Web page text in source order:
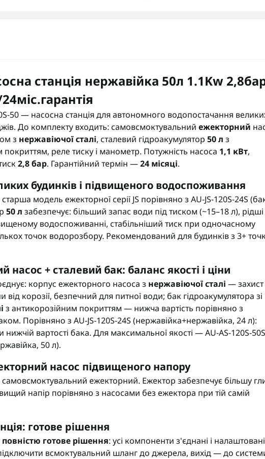
станція нержавійка 50л 1.1Kw
50 — насосна станція для автономного водопостачання
До комплекту входить: самовсмоктувальний ежекторний
з нержавіючої сталі, сталевий гідроакумулятор 50 л з
реле тиску і манометр. Потужність насоса 1,1 кВт,
2,8 бар. Гарантійний термін —24 місяці.
будинків і підвищеного водоспоживання
модель ежекторної серії JS порівняно з AU-JS-120S-24S
50 л забезпечує: більший запас води під тиском (~15–18 л),
водоспоживанні, стабільніший тиск при одночасному
точок водорозбору. Рекомендований для будинків з 3+
насос + сталевий бак: баланс якості і ціни
корпус ежекторного насоса з нержавіючої сталі — захист
від корозії, безпечний для питної води; бак гідроакумулятора зі
з антикорозійним покриттям — нижча вартість порівняно з
Порівняно з AU-JS-120S-24S (нержавійка+нержавійка, 24 л):
вартості бака. Для максимальної якості — AU-AS-120S-
50 л).
насос підвищеного напору
ежекторний. Ежектор забезпечує більшу
напір порівняно з насосами без ежектора при тій самій
готове рішення
повністю готове рішення: усі компоненти з'єднані і
всмоктувальний шланг до джерела, вихід — до